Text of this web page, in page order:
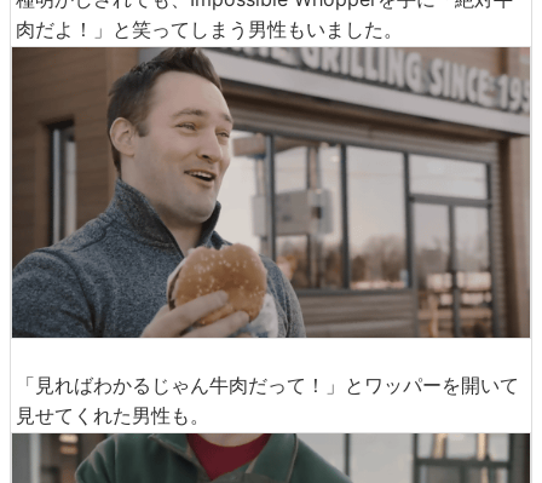
肉だよ！」と笑ってしまう男性もいました。
「見ればわかるじゃん牛肉だって！」とワッパーを開いて
見せてくれた男性も。